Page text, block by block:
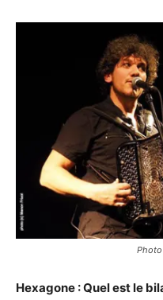
Hexagone : Quel est le